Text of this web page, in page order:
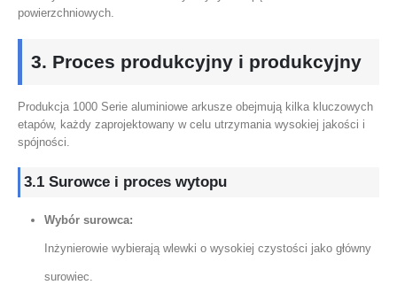
powierzchniowych.
3. Proces produkcyjny i produkcyjny
Produkcja 1000 Serie aluminiowe arkusze obejmują kilka kluczowych
etapów, każdy zaprojektowany w celu utrzymania wysokiej jakości i
spójności.
3.1 Surowce i proces wytopu
Wybór surowca:
Inżynierowie wybierają wlewki o wysokiej czystości jako główny
surowiec.